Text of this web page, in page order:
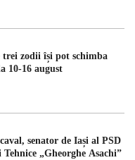
trei zodii își pot schimba
10-16 august
senator de Iași al PSD
„Gheorghe Asachi”